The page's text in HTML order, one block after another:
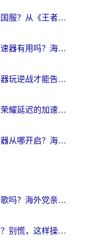
人在海外，如何顺畅玩国服？从《王者荣耀》到《云图计划》的加速器终极指南
在国外玩塔瑞斯世界加速器有用吗？海外玩家亲测后的真实答案
身在海外，用什么加速器玩逆战才能告别延迟？
海外党必看：解决王者荣耀延迟的加速器终极指南——从EVE到猫和老鼠，一个工具全搞定
苹果手机无尽冬日加速器从哪开启？海外玩家的冬日生存指南
酷狗会员在国外可以听歌吗？海外党亲测有效：3步解决音乐权限难题
在国外无法听国内的歌？别慌，这样操作就能畅听QQ音乐（附亲测加速器推荐）